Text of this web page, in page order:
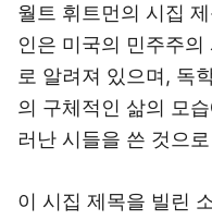
월트 휘트먼의 시집
인은 미국의 민주주
로 알려져 있으며, 독
의 구체적인 삶의 모
러난 시들을 쓴 것으
이 시집 제목을 빌린